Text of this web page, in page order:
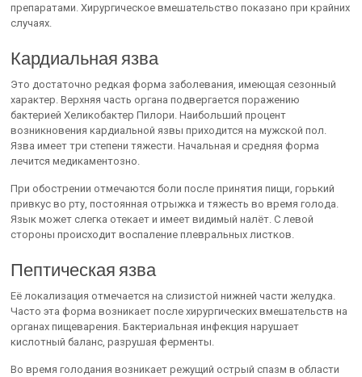
препаратами. Хирургическое вмешательство показано при крайних
случаях.
Кардиальная язва
Это достаточно редкая форма заболевания, имеющая сезонный
характер. Верхняя часть органа подвергается поражению
бактерией Хеликобактер Пилори. Наибольший процент
возникновения кардиальной язвы приходится на мужской пол.
Язва имеет три степени тяжести. Начальная и средняя форма
лечится медикаментозно.
При обострении отмечаются боли после принятия пищи, горький
привкус во рту, постоянная отрыжка и тяжесть во время голода.
Язык может слегка отекает и имеет видимый налёт. С левой
стороны происходит воспаление плевральных листков.
Пептическая язва
Её локализация отмечается на слизистой нижней части желудка.
Часто эта форма возникает после хирургических вмешательств на
органах пищеварения. Бактериальная инфекция нарушает
кислотный баланс, разрушая ферменты.
Во время голодания возникает режущий острый спазм в области